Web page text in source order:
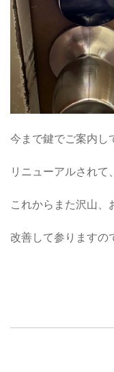
今まで鍵でご案内し
リニューアルされて
これからまた沢山、
改善して参りますの